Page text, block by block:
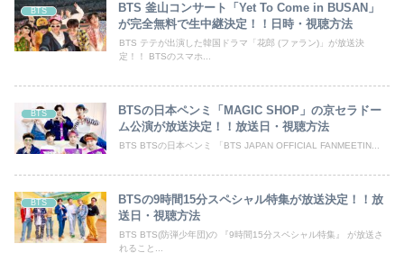
BTS
BTS 釜山コンサート「Yet To Come in BUSAN」
が完全無料で生中継決定！！日時・視聴方法
BTS テテが出演した韓国ドラマ「花郎 (ファラン)」が放送決
定！！ BTSのスマホ...
BTS
BTSの日本ペンミ「MAGIC SHOP」の京セラドー
ム公演が放送決定！！放送日・視聴方法
BTS BTSの日本ペンミ 「BTS JAPAN OFFICIAL FANMEETIN...
BTS
BTSの9時間15分スペシャル特集が放送決定！！放
送日・視聴方法
BTS BTS(防弾少年団)の 『9時間15分スペシャル特集』 が放送さ
れること...